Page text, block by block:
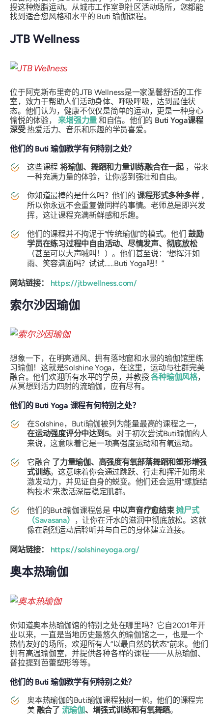
授这种燃脂运动。从城市工作室到社区活动场所，您都能
找到适合您风格和水平的 Buti 瑜伽课程。
JTB Wellness
位于阿克斯布里奇的JTB Wellness是一家温馨舒适的工作
室，致力于帮助人们活动身体、呼吸呼吸，达到最佳状
态。他们认为，健康不仅仅是简单的运动，更是一种身心
愉悦的体验， 来增强力量 和自信。他们的 Buti Yoga课程
深受热爱活力、音乐和乐趣的学员喜爱。
他们的 Buti 瑜伽教学有何特别之处？
这些课程 将瑜伽、舞蹈和力量训练融合在一起，带来
一种充满力量的体验，让你感到强壮和自由。
你知道最棒的是什么吗？他们的课程形式多种多样，
所以你永远不会重复做同样的事情。老师总是即兴发
挥，这让课程充满新鲜感和乐趣。
他们的课程并不拘泥于“传统瑜伽”的模式。他们鼓励
学员在练习过程中自由活动、尽情发声、彻底放松
（甚至可以大声喊叫！）。他们甚至说：“想挥汗如
雨、笑容满面吗？试试……Buti Yoga吧！”
网站链接： https://jtbwellness.com/
索尔沙因瑜伽
想象一下，在明亮通风、拥有落地窗和水景的瑜伽馆里练
习瑜伽！这就是Solshine Yoga，在这里，运动与社群完美
融合。他们欢迎所有水平的学员，并教授各种瑜伽风格，
从冥想到活力四射的流瑜伽，应有尽有。
他们的 Buti Yoga 课程有何特别之处？
在Solshine，Buti瑜伽被列为能量最高的课程之一，
在运动强度评分中达到5。对于初次尝试Buti瑜伽的人
来说，这意味着它是一项高强度运动和有氧运动。
它融合 了力量瑜伽、高强度有氧部落舞蹈和塑形增强
式训练。这意味着你会通过跳跃、行走和挥汗如雨来
激发动力，并见证自身的蜕变。他们还会运用“螺旋结
构技术”来激活深层稳定肌群。
他们的Buti瑜伽课程总是 中以声音疗愈结束摊尸式
（Savasana）
，让你在汗水的滋润中彻底放松。这就
像在剧烈运动后聆听并与自己的身体建立连接。
网站链接： https://solshineyoga.org/
奥本热瑜伽
你知道奥本热瑜伽馆的特别之处在哪里吗？它自2001年开
业以来，一直是当地历史最悠久的瑜伽馆之一，也是一个
热情友好的场所，欢迎所有人“以最自然的状态”前来。他们
拥有高温瑜伽室，并提供各种各样的课程——从热瑜伽、
普拉提到芭蕾塑形等等。
他们的 Buti 瑜伽教学有何特别之处？
奥本热瑜伽的Buti瑜伽课程独树一帜。他们的课程完
美 融合了 流瑜伽、增强式训练和有氧舞蹈。